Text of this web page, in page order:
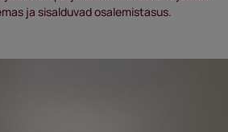
ja sisalduvad osalemistasus.